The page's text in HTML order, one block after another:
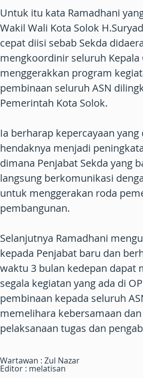
Untuk itu kata Ramadhani
Wakil Wali Kota Solok
cepat diisi sebab Sekda
mengkoordinir seluruh Kepala
menggerakkan program
pembinaan seluruh ASN
Pemerintah Kota Solok.
Ia berharap kepercayaan
hendaknya menjadi
dimana Penjabat Sekda yang
langsung berkomunikasi
untuk menggerakan roda
pembangunan.
Selanjutnya Ramadhani
kepada Penjabat baru dan
waktu 3 bulan kedepan dapat
segala kegiatan yang ada di
pembinaan kepada seluruh
memelihara kebersamaan
pelaksanaan tugas dan
Wartawan : Zul Nazar
Editor : melatisan